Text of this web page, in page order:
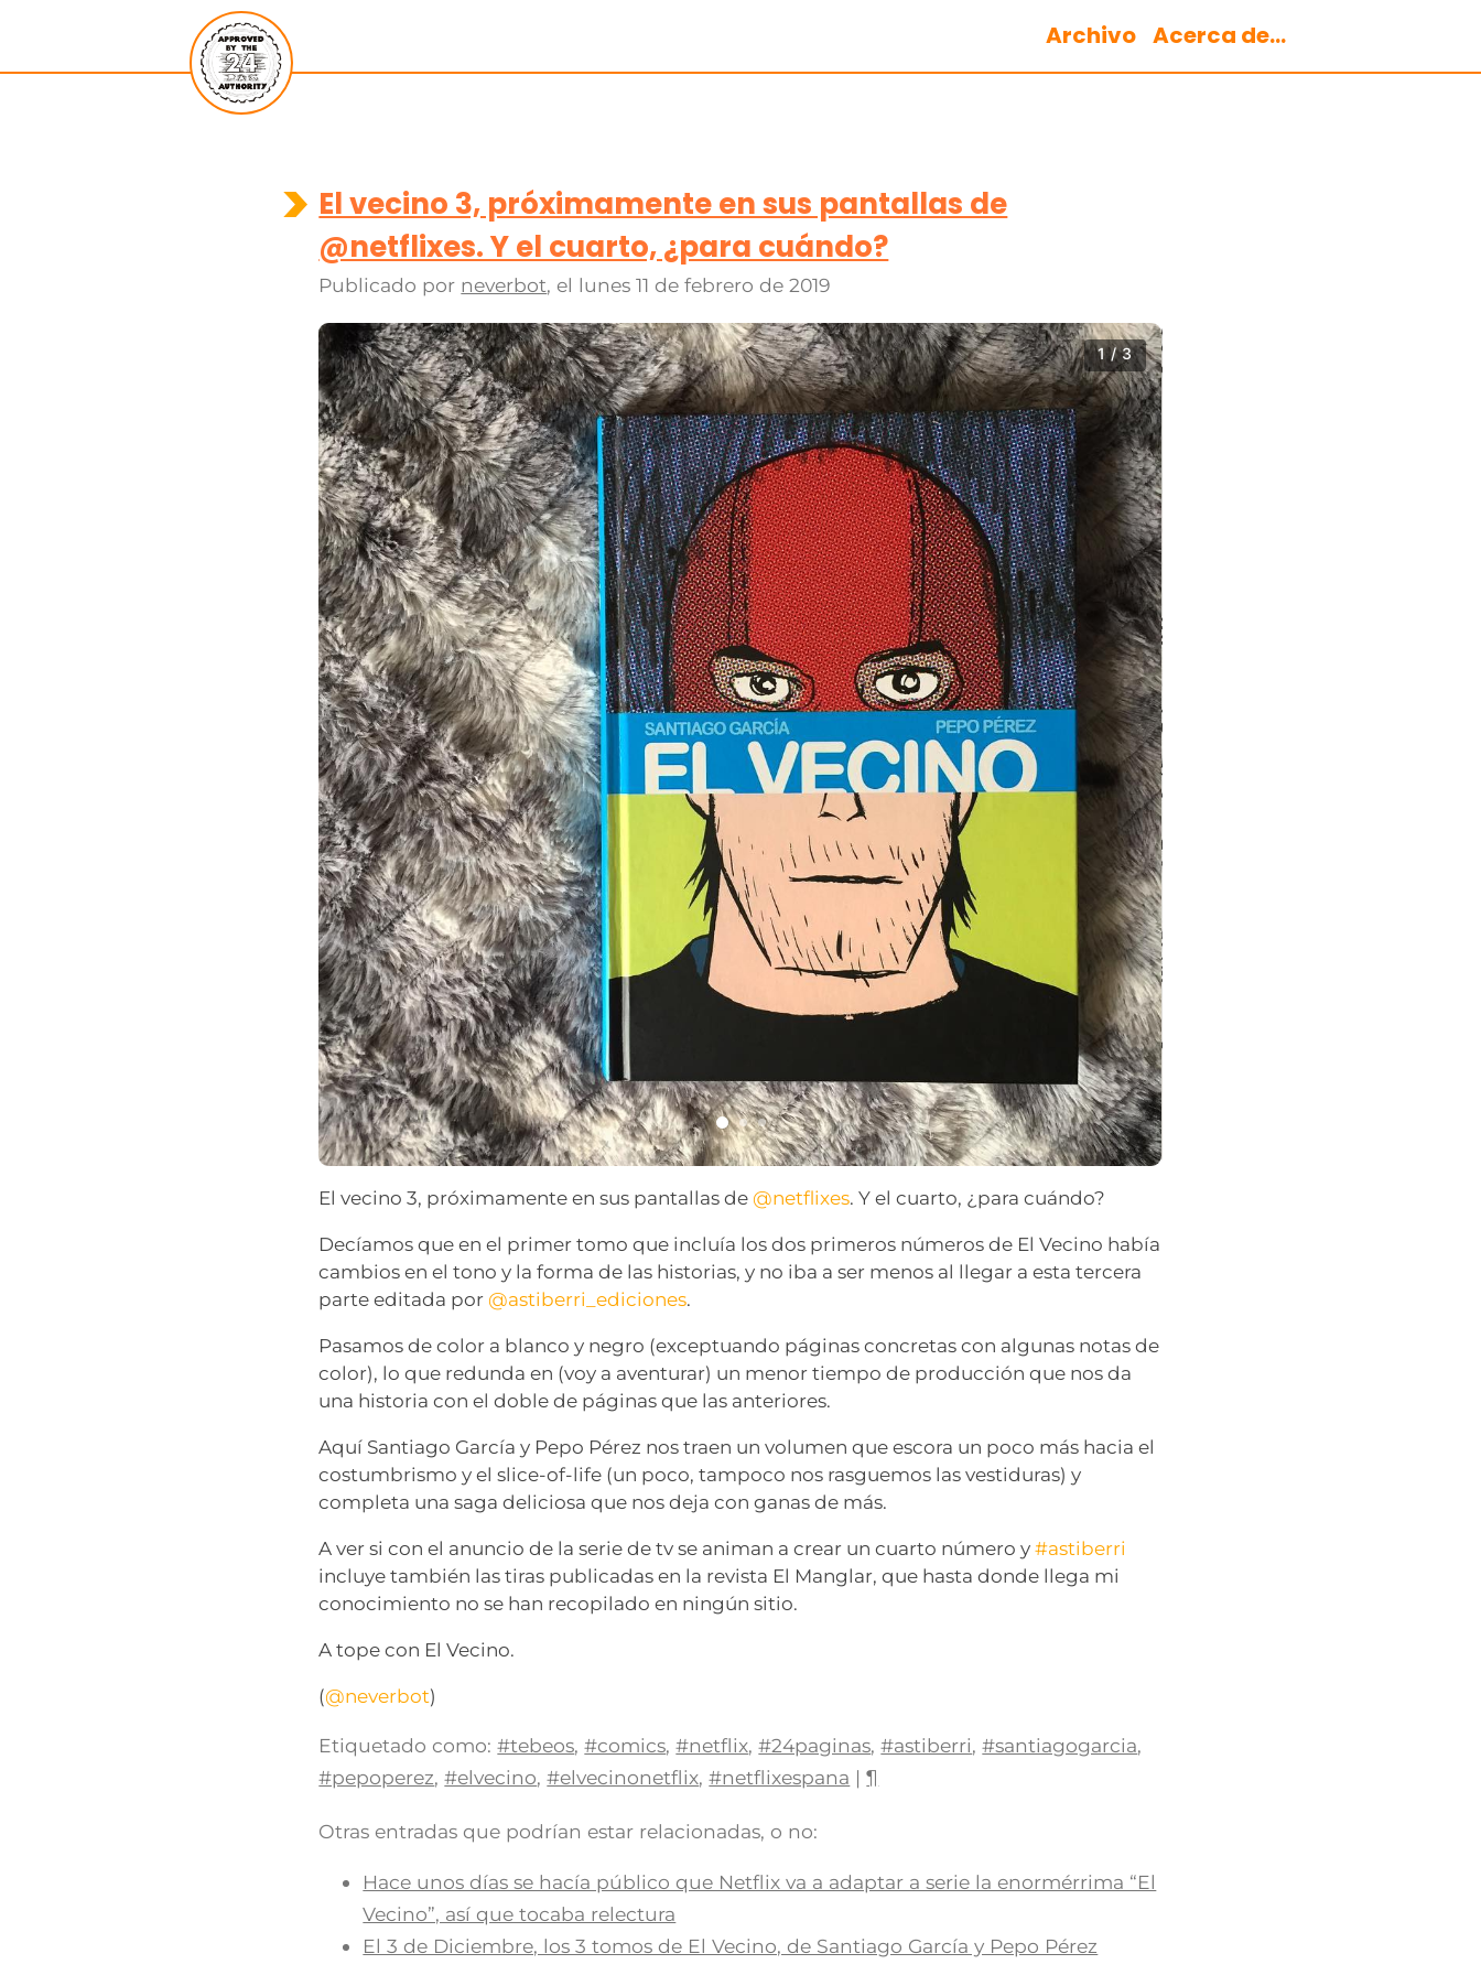
Archivo Acerca de...
El vecino 3, próximamente en sus pantallas de
@netflixes. Y el cuarto, ¿para cuándo?
Publicado por neverbot, el lunes 11 de febrero de 2019
1 / 3
El vecino 3, próximamente en sus pantallas de @netflixes. Y el cuarto, ¿para cuándo?
Decíamos que en el primer tomo que incluía los dos primeros números de El Vecino había
cambios en el tono y la forma de las historias, y no iba a ser menos al llegar a esta tercera
parte editada por @astiberri_ediciones.
Pasamos de color a blanco y negro (exceptuando páginas concretas con algunas notas de
color), lo que redunda en (voy a aventurar) un menor tiempo de producción que nos da
una historia con el doble de páginas que las anteriores.
Aquí Santiago García y Pepo Pérez nos traen un volumen que escora un poco más hacia el
costumbrismo y el slice-of-life (un poco, tampoco nos rasguemos las vestiduras) y
completa una saga deliciosa que nos deja con ganas de más.
A ver si con el anuncio de la serie de tv se animan a crear un cuarto número y#astiberri
incluye también las tiras publicadas en la revista El Manglar, que hasta donde llega mi
conocimiento no se han recopilado en ningún sitio.
A tope con El Vecino.
(@neverbot)
Etiquetado como: #tebeos,#comics,#netflix,#24paginas,#astiberri,#santiagogarcia,
#pepoperez,#elvecino,#elvecinonetflix,#netflixespana |¶
Otras entradas que podrían estar relacionadas, o no:
Hace unos días se hacía público que Netflix va a adaptar a serie la enormérrima “El
Vecino”, así que tocaba relectura
El 3 de Diciembre, los 3 tomos de El Vecino, de Santiago García y Pepo Pérez